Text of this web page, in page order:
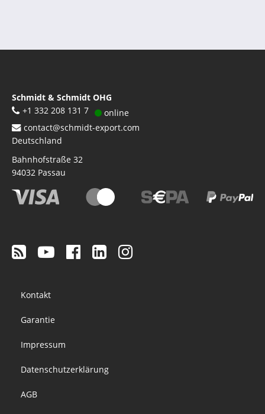
Schmidt & Schmidt OHG
+1 332 208 131 7
online
contact@schmidt-export.com
Deutschland
Bahnhofstraße 32
94032 Passau
menu
Kontakt
Garantie
Impressum
Datenschutzerklärung
AGB